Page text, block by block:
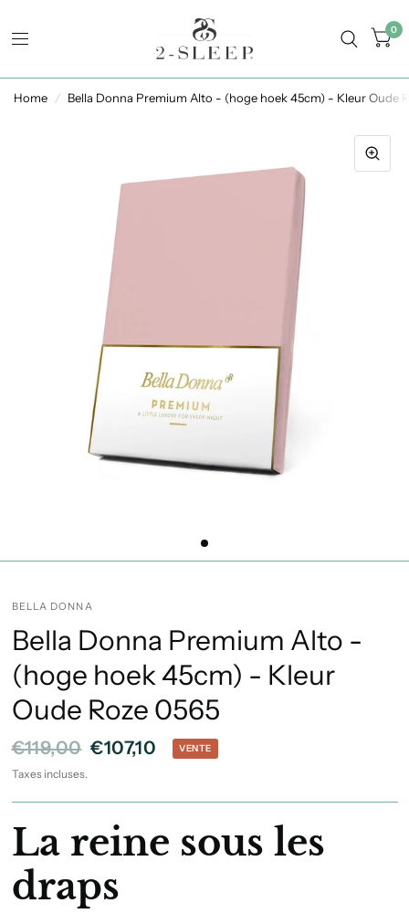
0
Home / Bella Donna Premium Alto - (hoge hoek 45cm) - Kleur Oude
BELLA DONNA
Bella Donna Premium Alto -
(hoge hoek 45cm) - Kleur
Oude Roze 0565
€119,00 €107,10 VENTE
Taxes incluses.
La reine sous les
draps